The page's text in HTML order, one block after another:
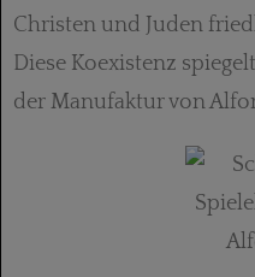
Christen und Juden
Diese Koexistenz
der Manufaktur von